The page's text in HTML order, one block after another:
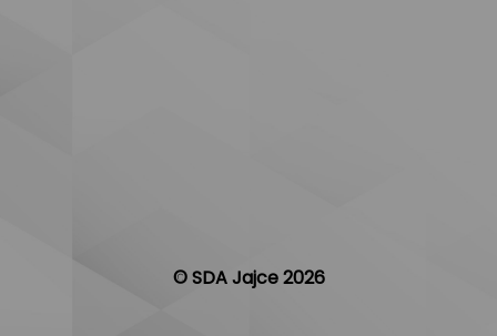
© SDA Jajce 2026